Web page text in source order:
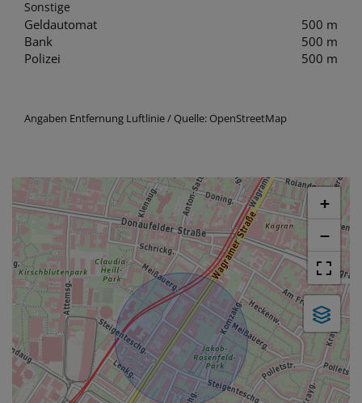
Sonstige
Geldautomat
500 m
Bank
500 m
Polizei
500 m
Angaben Entfernung Luftlinie / Quelle: OpenStreetMap
+
−